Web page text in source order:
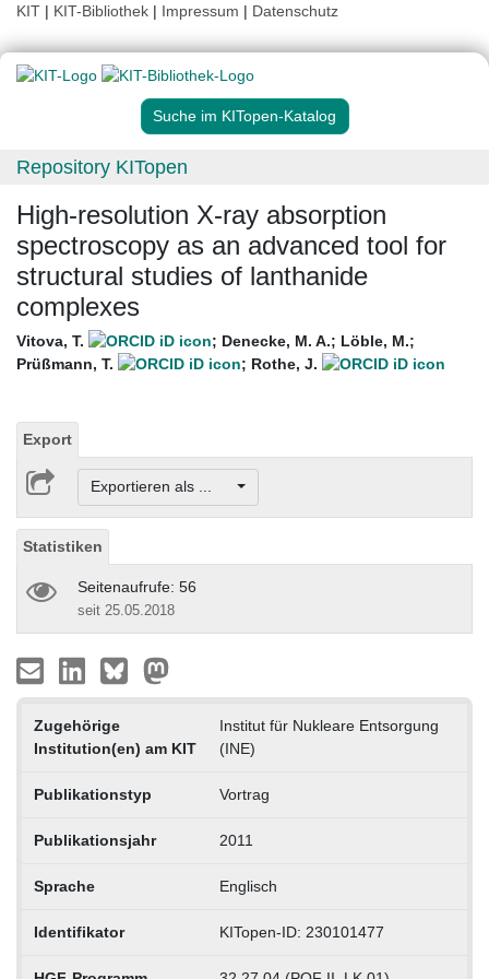
KIT | KIT-Bibliothek | Impressum | Datenschutz
Suche im KITopen-Katalog
Repository KITopen
High-resolution X-ray absorption
spectroscopy as an advanced tool for
structural studies of lanthanide
complexes
Vitova, T. ; Denecke, M. A.; Löble, M.;
Prüßmann, T.
; Rothe, J.
Export
Exportieren als ...
Statistiken
Seitenaufrufe: 56
seit 25.05.2018
Zugehörige
Institution(en) am KIT
Institut für Nukleare Entsorgung
(INE)
Publikationstyp Vortrag
Publikationsjahr 2011
Sprache Englisch
Identifikator KITopen-ID: 230101477